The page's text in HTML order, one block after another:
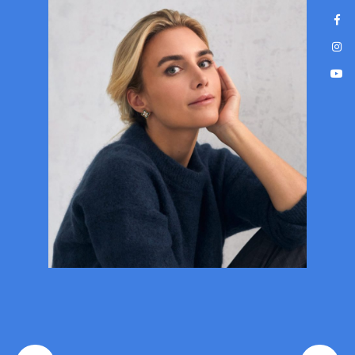
Nowoczesne, bezbolesne leczenie
na wyciągnięcie ręki!